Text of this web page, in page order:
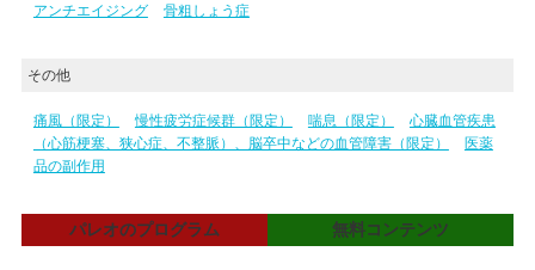
アンチエイジング 骨粗しょう症
その他
痛風（限定） 慢性疲労症候群（限定） 喘息（限定）
心臓血管疾患
（心筋梗塞、狭心症、不整脈）、脳卒中などの血管障害（限定）
医薬
品の副作用
パレオのプログラム 無料コンテンツ